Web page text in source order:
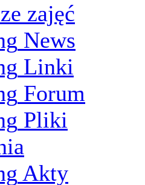
zajęć
News
Linki
Forum
Pliki
Akty